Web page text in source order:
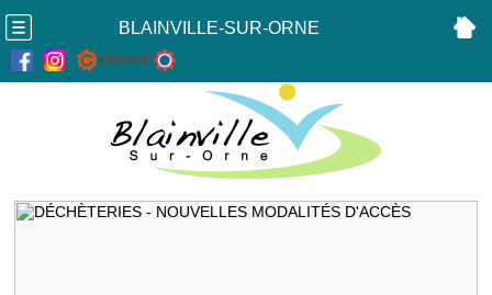
BLAINVILLE-SUR-ORNE